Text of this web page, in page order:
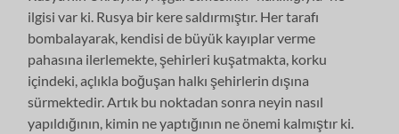
ilgisi var ki. Rusya bir kere saldırmıştır. Her tarafı
bombalayarak, kendisi de büyük kayıplar verme
pahasına ilerlemekte, şehirleri kuşatmakta, korku
içindeki, açlıkla boğuşan halkı şehirlerin dışına
sürmektedir. Artık bu noktadan sonra neyin nasıl
yapıldığının, kimin ne yaptığının ne önemi kalmıştır ki.